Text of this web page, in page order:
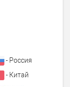
- Россия
- Китай